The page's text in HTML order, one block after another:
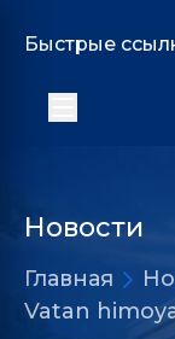
Быстрые
Новости
Главная
Vatan